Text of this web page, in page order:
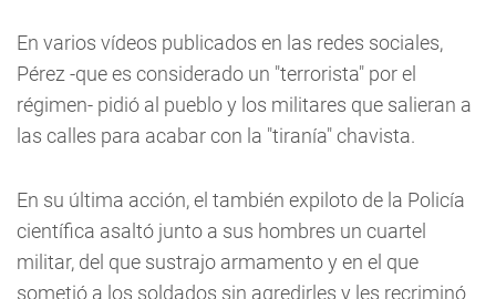
En varios vídeos publicados en las redes sociales,
Pérez -que es considerado un "terrorista" por el
régimen- pidió al pueblo y los militares que salieran a
las calles para acabar con la "tiranía" chavista.
En su última acción, el también expiloto de la Policía
científica asaltó junto a sus hombres un cuartel
militar, del que sustrajo armamento y en el que
sometió a los soldados sin agredirles y les recriminó